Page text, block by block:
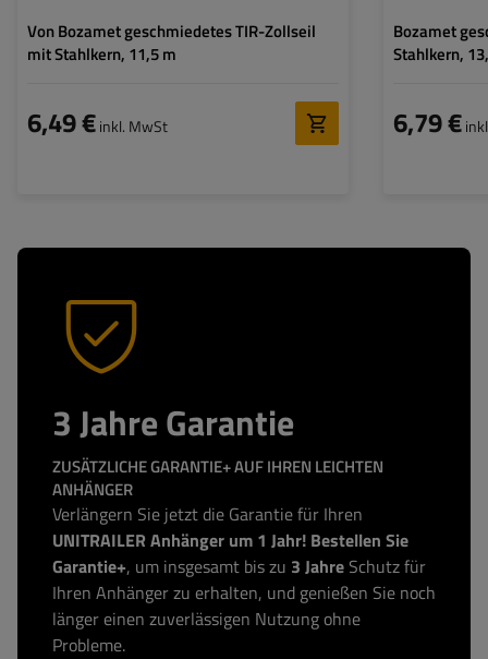
Von Bozamet geschmiedetes TIR-Zollseil
mit Stahlkern, 11,5 m
6,49 €inkl. MwSt
Bozamet
Stahlkern,
6,79 €
3 Jahre Garantie
ZUSÄTZLICHE GARANTIE+ AUF IHREN LEICHTEN
ANHÄNGER
Verlängern Sie jetzt die Garantie für Ihren
UNITRAILER Anhänger um 1 Jahr! Bestellen Sie
Garantie+, um insgesamt bis zu 3 Jahre Schutz für
Ihren Anhänger zu erhalten, und genießen Sie noch
länger einen zuverlässigen Nutzung ohne
Probleme.